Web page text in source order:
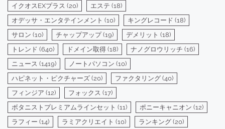
イクオスEXプラス (20) エステ (18)
オデッサ・エンタテインメント (10) キングレコード (18)
サロン (10) チャップアップ(19) デメリット (18)
トレンド (640) ドメイン取得 (18) ナノグロウリッチ (16)
ニュース (1419) ノートパソコン (10)
ハピネット・ピクチャーズ (20) ファクタリング (40)
フィンジア (12) フォックス (17)
ボタニストプレミアムラインセット (11) ポニーキャニオン (12)
ラフィー (14) ラミアクリエイト (10) ランキング (20)